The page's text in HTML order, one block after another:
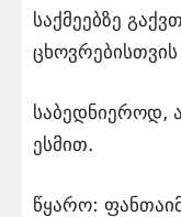
საქმეებზე
საბედნიეროდ,
ესმით.
წყარო: